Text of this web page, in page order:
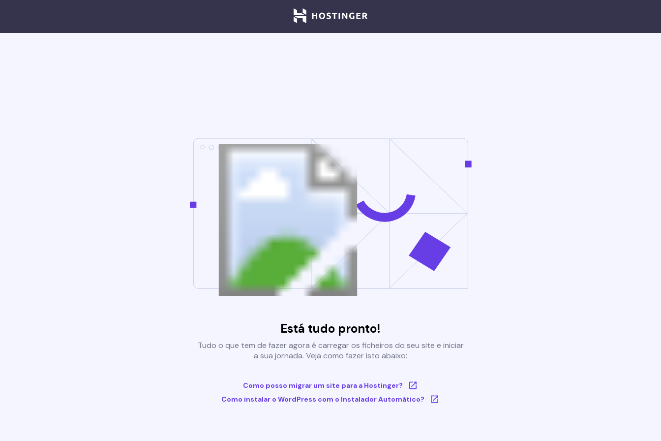
Está tudo pronto!
Tudo o que tem de fazer agora é carregar os ficheiros do seu site e iniciar
a sua jornada. Veja como fazer isto abaixo:
Como posso migrar um site para a Hostinger?
Como instalar o WordPress com o Instalador Automático?